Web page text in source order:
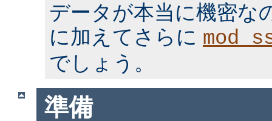
データが本当に機密な
に加えてさらに
でしょう。
準備